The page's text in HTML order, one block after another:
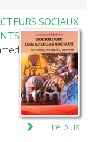
SOCIAUX:
Lire plus...